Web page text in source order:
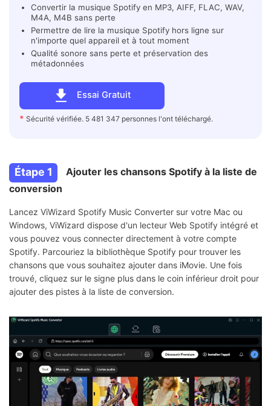
Essai Gratuit
* Sécurité vérifiée. 5 481 347 personnes l'ont téléchargé.
Convertir la musique Spotify en MP3, AIFF, FLAC, WAV,
M4A, M4B sans perte
Permettre de lire la musique Spotify hors ligne sur
n'importe quel appareil et à tout moment
Qualité sonore sans perte et préservation des
métadonnées
Étape 1
Ajouter les chansons Spotify à la liste de
conversion
Lancez ViWizard Spotify Music Converter sur votre Mac ou
Windows, ViWizard dispose d'un lecteur Web Spotify intégré et
vous pouvez vous connecter directement à votre compte
Spotify. Parcouriez la bibliothèque Spotify pour trouver les
chansons que vous souhaitez ajouter dans iMovie. Une fois
trouvé, cliquez sur le signe plus dans le coin inférieur droit pour
ajouter des pistes à la liste de conversion.